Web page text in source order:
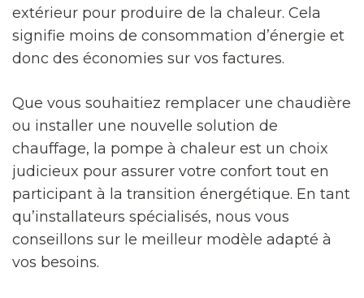
extérieur pour produire de la chaleur. Cela
signifie moins de consommation d’énergie et
donc des économies sur vos factures.
Que vous souhaitiez remplacer une chaudière
ou installer une nouvelle solution de
chauffage, la pompe à chaleur est un choix
judicieux pour assurer votre confort tout en
participant à la transition énergétique. En tant
qu’installateurs spécialisés, nous vous
conseillons sur le meilleur modèle adapté à
vos besoins.